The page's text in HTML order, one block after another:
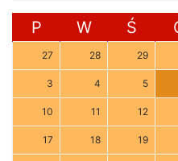
P W Ś
27 28 29
3 4 5
10 11 12
17 18 19